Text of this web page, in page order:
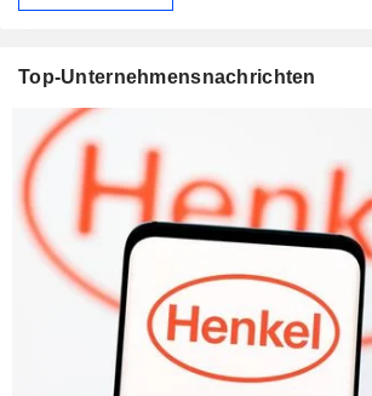
Top-Unternehmensnachrichten